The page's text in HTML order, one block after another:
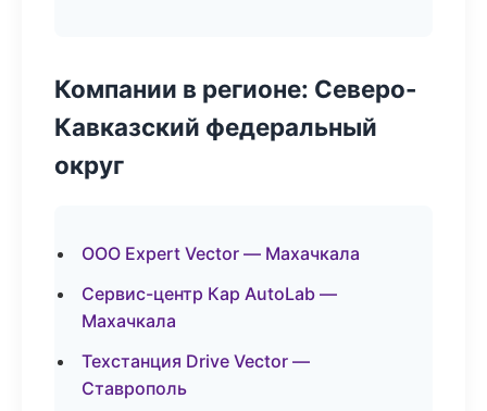
Компании в регионе: Северо-
Кавказский федеральный
округ
ООО Expert Vector — Махачкала
Сервис-центр Кар AutoLab —
Махачкала
Техстанция Drive Vector —
Ставрополь